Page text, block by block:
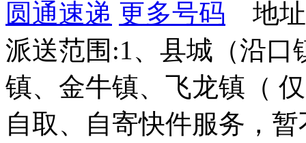
圆通速递 更多号码 地址
派送范围:1、县城（沿口
镇、金牛镇、飞龙镇（
自取、自寄快件服务，